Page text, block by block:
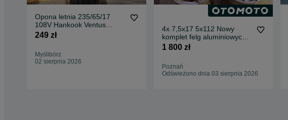
Opona letnia 235/65/17
108V Hankook Ventus
Prime 3 X
249 zł
Myślibórz
02 sierpnia 2026
4x 7,5x17 5x112 Nowy
komplet felg aluminiowych
Audi, Seat, Skoda,
1 800 zł
Poznań
Odświeżono dnia 03 sierpnia 2026